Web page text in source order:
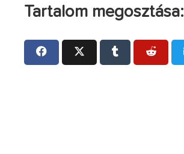
Tartalom megosztása: